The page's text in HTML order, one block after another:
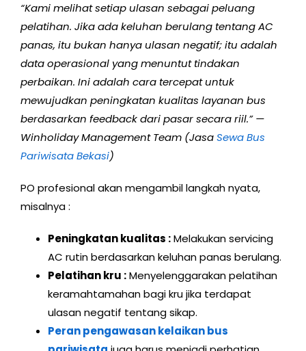
“Kami melihat setiap ulasan sebagai peluang
pelatihan. Jika ada keluhan berulang tentang AC
panas, itu bukan hanya ulasan negatif; itu adalah
data operasional yang menuntut tindakan
perbaikan. Ini adalah cara tercepat untuk
mewujudkan peningkatan kualitas layanan bus
berdasarkan feedback dari pasar secara riil.” —
Winholiday Management Team (JasaSewa Bus
Pariwisata Bekasi)
PO profesional akan mengambil langkah nyata,
misalnya :
Peningkatan kualitas :Melakukan servicing
AC rutin berdasarkan keluhan panas berulang.
Pelatihan kru :Menyelenggarakan pelatihan
keramahtamahan bagi kru jika terdapat
ulasan negatif tentang sikap.
Peran pengawasan kelaikan bus